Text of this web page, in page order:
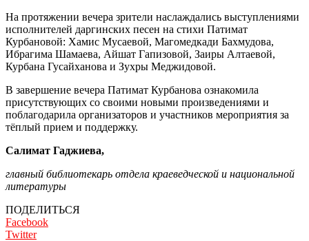
На протяжении вечера зрители наслаждались выступлениями
исполнителей даргинских песен на стихи Патимат
Курбановой: Хамис Мусаевой, Магомедкади Бахмудова,
Ибрагима Шамаева, Айшат Гапизовой, Заиры Алтаевой,
Курбана Гусайханова и Зухры Меджидовой.
В завершение вечера Патимат Курбанова ознакомила
присутствующих со своими новыми произведениями и
поблагодарила организаторов и участников мероприятия за
тёплый прием и поддержку.
Салимат Гаджиева,
главный библиотекарь отдела краеведческой и национальной
литературы
ПОДЕЛИТЬСЯ
Facebook
Twitter